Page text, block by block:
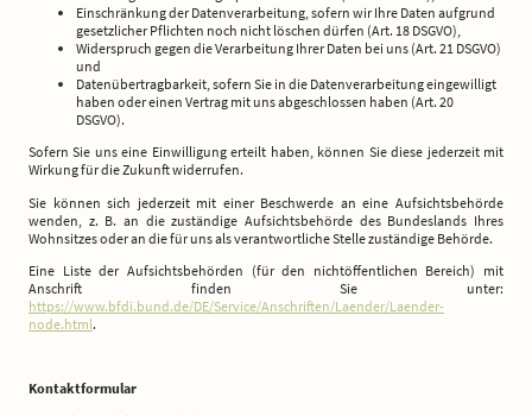
Einschränkung der Datenverarbeitung, sofern wir Ihre Daten aufgrund
gesetzlicher Pflichten noch nicht löschen dürfen (Art. 18 DSGVO),
Widerspruch gegen die Verarbeitung Ihrer Daten bei uns (Art. 21 DSGVO)
und
Datenübertragbarkeit, sofern Sie in die Datenverarbeitung eingewilligt
haben oder einen Vertrag mit uns abgeschlossen haben (Art. 20
DSGVO).
Sofern Sie uns eine Einwilligung erteilt haben, können Sie diese jederzeit mit
Wirkung für die Zukunft widerrufen.
Sie können sich jederzeit mit einer Beschwerde an eine Aufsichtsbehörde
wenden, z. B. an die zuständige Aufsichtsbehörde des Bundeslands Ihres
Wohnsitzes oder an die für uns als verantwortliche Stelle zuständige Behörde.
Eine Liste der Aufsichtsbehörden (für den nichtöffentlichen Bereich) mit
Anschrift finden Sie unter:
https://www.bfdi.bund.de/DE/Service/Anschriften/Laender/Laender-
node.html.
Kontaktformular